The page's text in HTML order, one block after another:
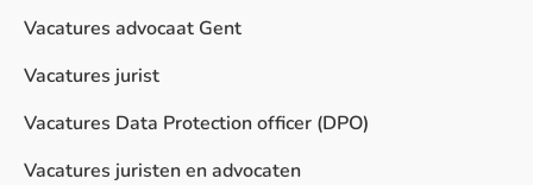
Vacatures advocaat Gent
Vacatures jurist
Vacatures Data Protection officer (DPO)
Vacatures juristen en advocaten